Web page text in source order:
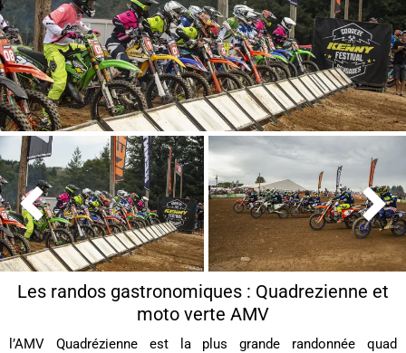
 
Les randos gastronomiques : Quadrezienne et
moto verte AMV
l’AMV Quadrézienne est la plus grande randonnée quad